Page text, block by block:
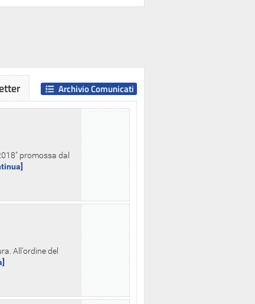
promossa dal
All'ordine del
Archivio Comunicati